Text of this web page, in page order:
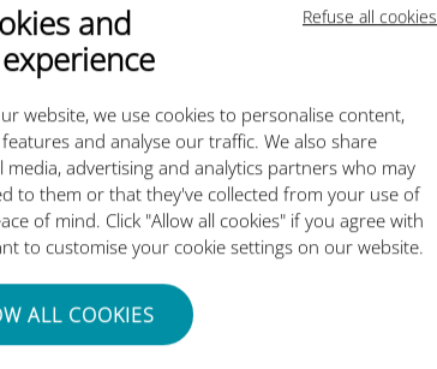
Refuse all cookies
and
website, we use cookies to personalise content,
and analyse our traffic. We also share
advertising and analytics partners who may
to them or that they've collected from your use of
of mind. Click "Allow all cookies" if you agree with
to customise your cookie settings on our website.
ALL COOKIES